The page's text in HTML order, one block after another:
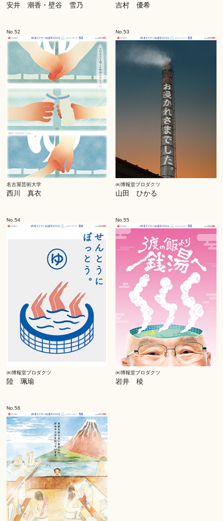
安井 潮香・壁谷 雪乃 吉村 優希
No.52
名古屋芸術大学
西川 真衣
No.53
㈱博報堂プロダクツ
山田 ひかる
No.54
㈱博報堂プロダクツ
陸 珮瑜
No.55
㈱博報堂プロダクツ
岩井 稜
No.56